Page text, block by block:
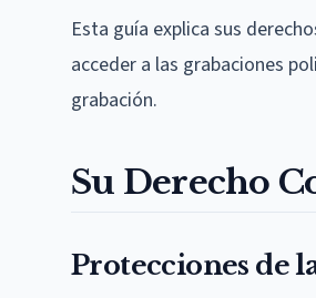
Esta guía explica sus
acceder a las grabaciones
grabación.
Su Derecho
Protecciones de